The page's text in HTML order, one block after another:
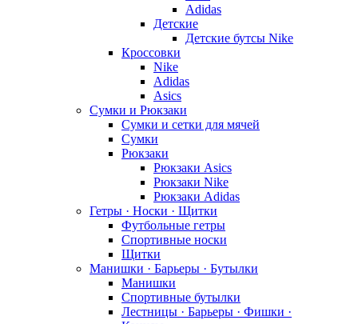
Adidas
Детские
Детские бутсы Nike
Кроссовки
Nike
Adidas
Asics
Сумки и Рюкзаки
Сумки и сетки для мячей
Сумки
Рюкзаки
Рюкзаки Asics
Рюкзаки Nike
Рюкзаки Adidas
Гетры · Носки · Щитки
Футбольные гетры
Спортивные носки
Щитки
Манишки · Барьеры · Бутылки
Манишки
Спортивные бутылки
Лестницы · Барьеры · Фишки ·